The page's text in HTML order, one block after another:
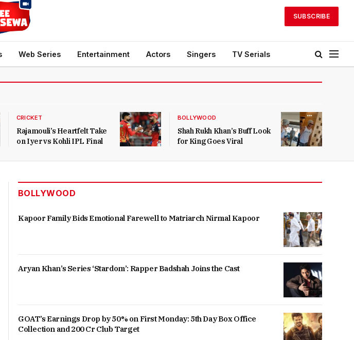
SUBSCRIBE
Web Series Entertainment Actors Singers TV Serials
CRICKET
Rajamouli’s Heartfelt Take
on Iyer vs Kohli IPL Final
BOLLYWOOD
Shah Rukh Khan’s Buff Look
for King Goes Viral
BOLLYWOOD
Kapoor Family Bids Emotional Farewell to Matriarch Nirmal Kapoor
Aryan Khan’s Series ‘Stardom’: Rapper Badshah Joins the Cast
GOAT’s Earnings Drop by 50% on First Monday: 5th Day Box Office
Collection and 200 Cr Club Target